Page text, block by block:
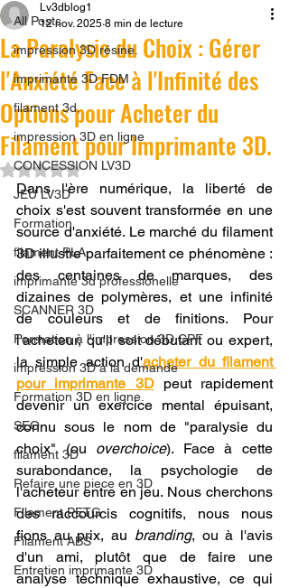
All Posts
impression 3D résine.
imprimante 3D FDM
filament 3d,
impression 3D en ligne
CONCESSION LV3D
JEU LV3D
Formation
filament PLA
imprimante 3d professionelle
SCANNER 3D
Formation à l'impression 3D CPF
impression 3D à la demande
Formation 3D en ligne.
SEO
filament 3D
Refaire une piece en 3D
Filament PETG
Filament ABS
Entretien imprimante 3D
La Paralysie du Choix : Gérer
l'Anxiété Face à l'Infinité des
Options pour Acheter du
Filament pour Imprimante 3D.
Lv3dblog1
12 nov. 2025 8 min de lecture
Noté NaN étoiles sur 5.
Dans l'ère numérique, la liberté de
choix s'est souvent transformée en une
source d'anxiété. Le marché du filament
3D illustre parfaitement ce phénomène :
des centaines de marques, des
dizaines de polymères, et une infinité
de couleurs et de finitions. Pour
l'acheteur, qu'il soit débutant ou expert,
la simple action d'acheter du filament
pour imprimante 3D peut rapidement
devenir un exercice mental épuisant,
connu sous le nom de "paralysie du
choix" (ou overchoice). Face à cette
surabondance, la psychologie de
l'acheteur entre en jeu. Nous cherchons
des raccourcis cognitifs, nous nous
fions au prix, au branding, ou à l'avis
d'un ami, plutôt que de faire une
analyse technique exhaustive, ce qui